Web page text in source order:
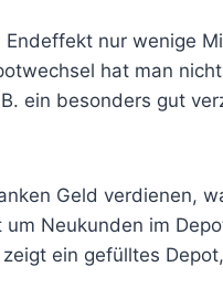
nur wenige
hat man
ein besonders gut
Geld verdienen,
Neukunden im
ein gefülltes